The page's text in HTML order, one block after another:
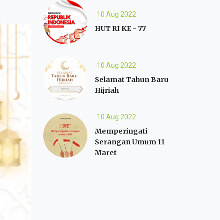
10 Aug 2022
HUT RI KE - 77
10 Aug 2022
Selamat Tahun Baru
Hijriah
10 Aug 2022
Memperingati
Serangan Umum 11
Maret